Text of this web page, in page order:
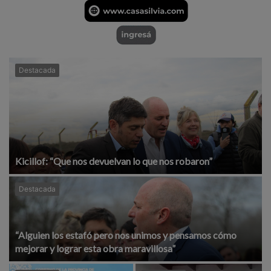
Destacada
Kicillof: “Que nos devuelvan lo que nos robaron”
Destacada
“Alguien los estafó pero nos unimos y pensamos cómo
mejorar y lograr esta obra maravillosa”